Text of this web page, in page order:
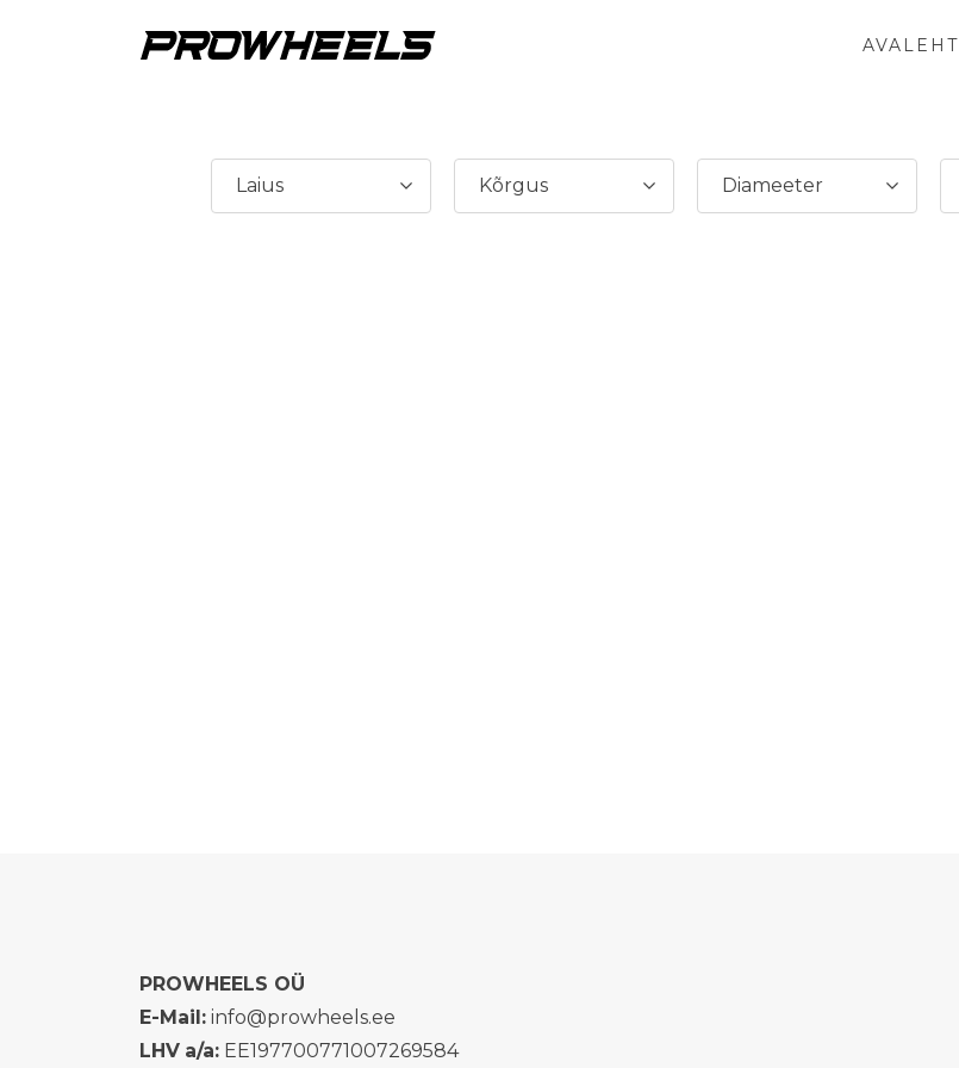
AVALEHT
Laius Kõrgus Diameeter
PROWHEELS OÜ
E-Mail: info@prowheels.ee
LHV a/a: EE197700771007269584